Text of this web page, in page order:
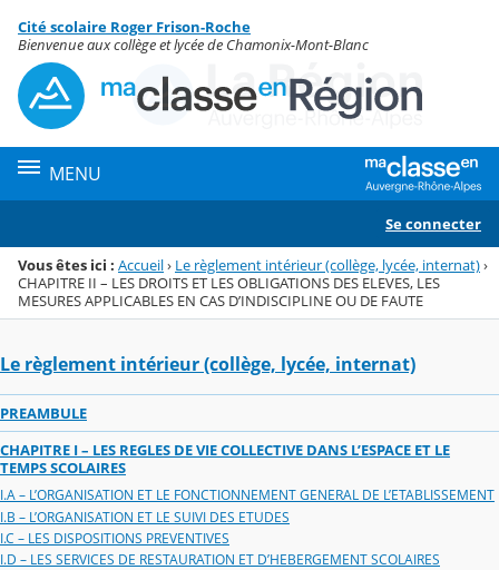
Menu de la rubrique
Contenu
Cité scolaire Roger Frison-Roche
Bienvenue aux collège et lycée de Chamonix-Mont-Blanc
MENU
Se connecter
Vous êtes ici : Accueil› Le règlement intérieur (collège, lycée, internat)›
CHAPITRE II – LES DROITS ET LES OBLIGATIONS DES ELEVES, LES
MESURES APPLICABLES EN CAS D’INDISCIPLINE OU DE FAUTE
Le règlement intérieur (collège, lycée, internat)
PREAMBULE
CHAPITRE I – LES REGLES DE VIE COLLECTIVE DANS L’ESPACE ET LE
TEMPS SCOLAIRES
I.A – L’ORGANISATION ET LE FONCTIONNEMENT GENERAL DE L’ETABLISSEMENT
I.B – L’ORGANISATION ET LE SUIVI DES ETUDES
I.C – LES DISPOSITIONS PREVENTIVES
I.D – LES SERVICES DE RESTAURATION ET D’HEBERGEMENT SCOLAIRES